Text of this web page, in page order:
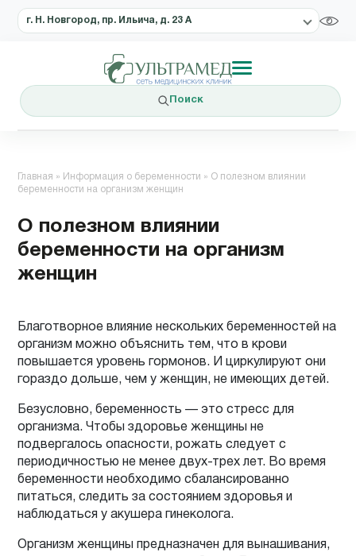
г. Н. Новгород, пр. Ильича, д. 23 А
Поиск
Главная » Информация о беременности » О полезном влиянии
беременности на организм женщин
О полезном влиянии
беременности на организм
женщин
Благотворное влияние нескольких беременностей на
организм можно объяснить тем, что в крови
повышается уровень гормонов. И циркулируют они
гораздо дольше, чем у женщин, не имеющих детей.
Безусловно, беременность — это стресс для
организма. Чтобы здоровье женщины не
подвергалось опасности, рожать следует с
периодичностью не менее двух-трех лет. Во время
беременности необходимо сбалансированно
питаться, следить за состоянием здоровья и
наблюдаться у акушера гинеколога.
Организм женщины предназначен для вынашивания,